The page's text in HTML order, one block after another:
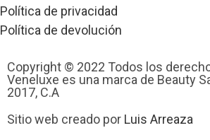
Política de privacidad
Política de devolución
Copyright © 2022 Todos los
Veneluxe es una marca de Beauty
2017, C.A
Sitio web creado por Luis Arreaza